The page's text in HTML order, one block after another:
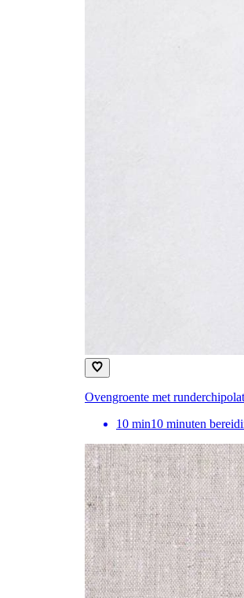
Ovengroente met
10 min10 minuten